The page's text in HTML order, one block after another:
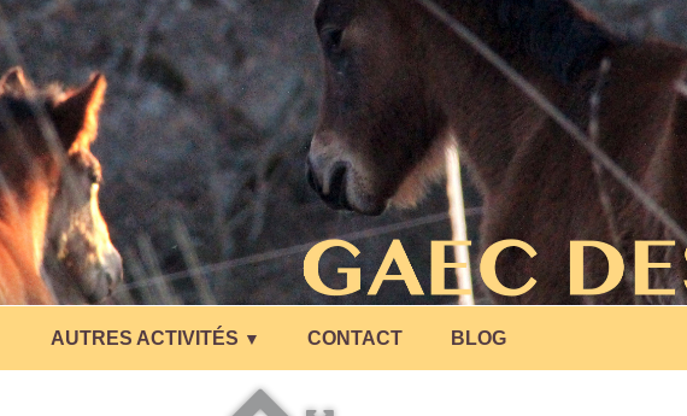
AUTRES ACTIVITÉS ▼ CONTACT BLOG